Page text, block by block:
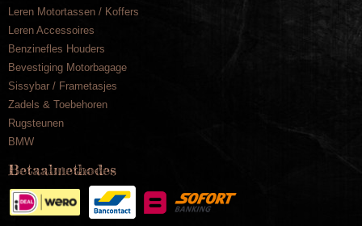
Leren Motortassen / Koffers
Leren Accessoires
Benzinefles Houders
Bevestiging Motorbagage
Sissybar / Frametasjes
Zadels & Toebehoren
Rugsteunen
BMW
Betaalmethodes